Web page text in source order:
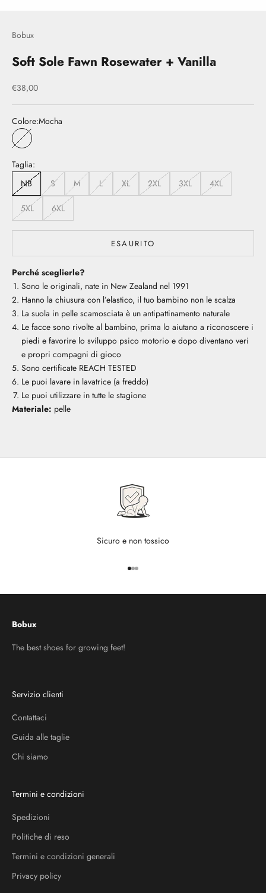
Bobux
Soft Sole Fawn Rosewater + Vanilla
Prezzo scontato
€38,00
Colore:Mocha
Mocha
Taglia:
NB
S M L XL 2XL 3XL 4XL
5XL 6XL
ESAURITO
Perché sceglierle?
Sono le originali, nate in New Zealand nel 1991
Hanno la chiusura con l’elastico, il tuo bambino non le scalza
La suola in pelle scamosciata è un antipattinamento naturale
Le facce sono rivolte al bambino, prima lo aiutano a riconoscere i
piedi e favorire lo sviluppo psico motorio e dopo diventano veri
e propri compagni di gioco
Sono certificate REACH TESTED
Le puoi lavare in lavatrice (a freddo)
Le puoi utilizzare in tutte le stagione
Materiale: pelle
Sicuro e non tossico
Vai all'articolo 1
Vai all'articolo 2
Vai all'articolo 3
Bobux
The best shoes for growing feet!
Servizio clienti
Contattaci
Guida alle taglie
Chi siamo
Termini e condizioni
Spedizioni
Politiche di reso
Termini e condizioni generali
Privacy policy